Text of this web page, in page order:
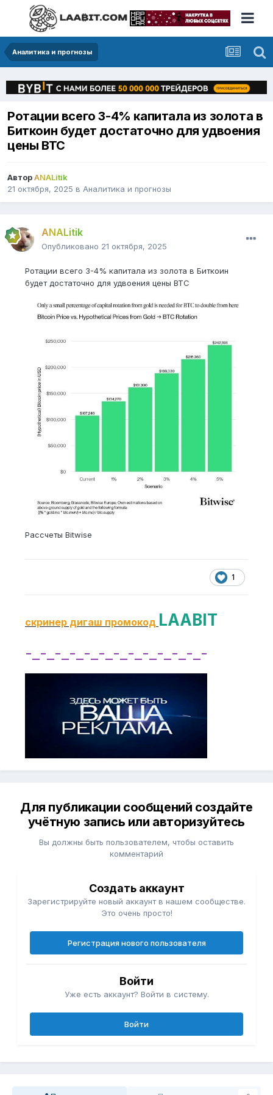
Аналитика и прогнозы
Ротации всего 3-4% капитала из золота в
Биткоин будет достаточно для удвоения
цены BTC
АвторANALitik
21 октября, 2025 в Аналитика и прогнозы
ANALitik
Опубликовано 21 октября, 2025
Ротации всего 3-4% капитала из золота в Биткоин
будет достаточно для удвоения цены BTC
Рассчеты Bitwise
1
скринер дигаш промокод LAABIT
-_-_-_-_-_-_-_-_-_-_-_-_-
Для публикации сообщений создайте
учётную запись или авторизуйтесь
Вы должны быть пользователем, чтобы оставить
комментарий
Создать аккаунт
Зарегистрируйте новый аккаунт в нашем сообществе.
Это очень просто!
Регистрация нового пользователя
Войти
Уже есть аккаунт? Войти в систему.
Войти